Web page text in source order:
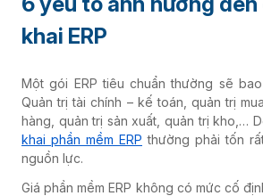
khai ERP
Một gói ERP tiêu chuẩn thường sẽ
Quản trị tài chính – kế toán, quản trị
hàng, quản trị sản xuất, quản trị kho,…
khai phần mềm ERP thường phải tốn
nguồn lực.
Giá phần mềm ERP không có mức cố